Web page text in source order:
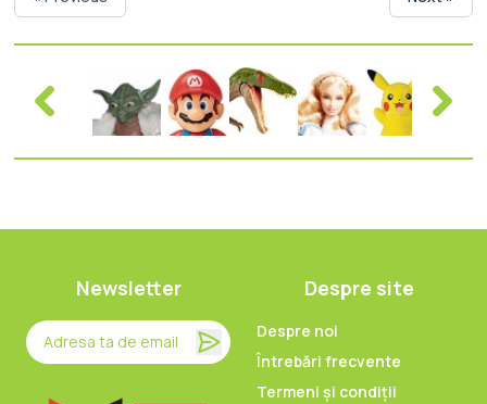
Newsletter Despre site
Despre noi
Întrebări frecvente
Termeni și condiții